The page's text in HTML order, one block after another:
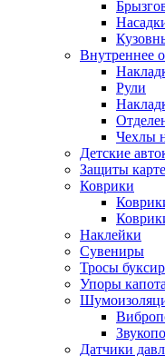
Внутреннее
Рули
Чехлы
Детские
Защиты
Коврики
Наклейки
Сувениры
Тросы
Упоры капота
Датчики